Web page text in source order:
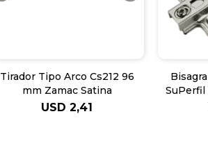
Tirador Tipo Arco Cs212 96
mm Zamac Satina
USD 2,41
SuPerfil